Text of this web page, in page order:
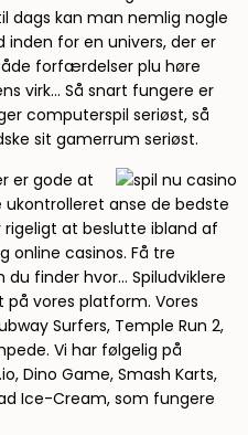
dags kan man nemlig nogle
for en univers, der er
forfærdelser plu høre
virk… Så snart fungere er
computerspil seriøst, så
sit gamerrum seriøst.
er gode at
anse de bedste
rigeligt at beslutte ibland af
online casinos. Få tre
finder hvor… Spiludviklere
vores platform. Vores
Surfers, Temple Run 2,
Vi har følgelig på
Dino Game, Smash Karts,
Ice-Cream, som fungere